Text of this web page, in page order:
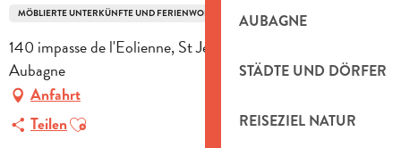
AUBAGNE
STÄDTE UND DÖRFER
REISEZIEL NATUR
MÖBLIERTE UNTERKÜNFTE UND FERIENWOHNUNGEN LANDHAUS
140 impasse de l'Eolienne, St Jean de Garguier, 13400
Aubagne
Anfahrt
TeilenAjouter aux favoris